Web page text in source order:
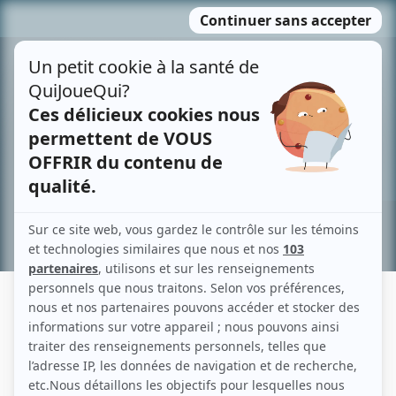
MENU
contenu
Recherche avancée »
GORDON MASTEN
Liens
Fiche de Gordon Masten sur Showbizz.net